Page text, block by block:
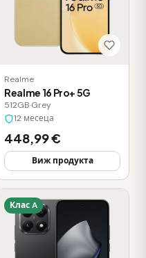
Realme
Realme 16 Pro+ 5G
512GB·Grey
12 месеца
448,99 €
Виж продукта
Клас A